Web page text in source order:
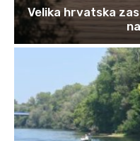
Velika hrvatska